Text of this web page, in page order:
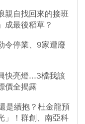
親自找回來的接班
成最後稻草？
令停業、9家遭廢
快亮燈...3檔我該
價全揭露
是續抱？杜金龍預
」！群創、南亞科